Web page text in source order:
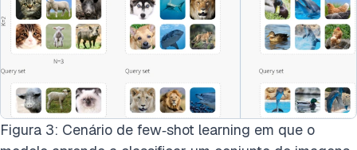
Figura 3: Cenário de few‑shot learning em que o